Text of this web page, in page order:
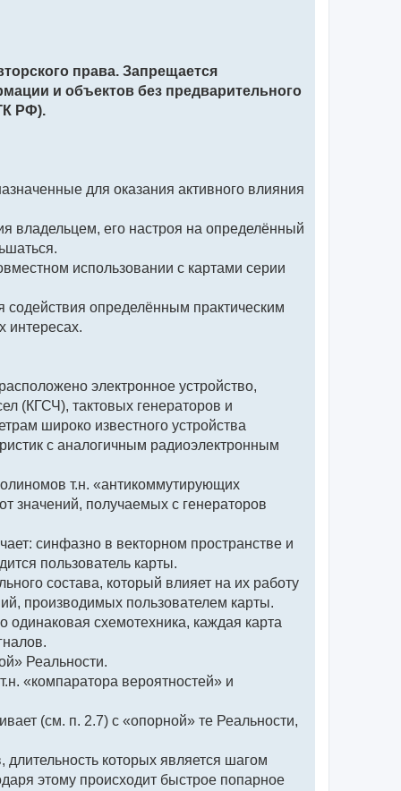
права. Запрещается
и объектов без предварительного
РФ).
для оказания активного влияния
владельцем, его настроя на определённый
использовании с картами серии
содействия определённым практическим
интересах.
электронное устройство,
(КГСЧ), тактовых генераторов и
широко известного устройства
с аналогичным радиоэлектронным
т.н. «антикоммутирующих
значений, получаемых с генераторов
синфазно в векторном пространстве и
пользователь карты.
состава, который влияет на их работу
производимых пользователем карты.
одинаковая схемотехника, каждая карта
Реальности.
«компаратора вероятностей» и
(см. п. 2.7) с «опорной» те Реальности,
которых является шагом
этому происходит быстрое попарное